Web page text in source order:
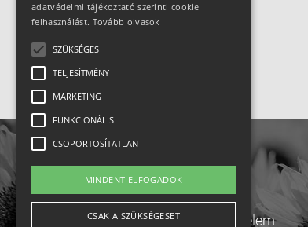
Adatvédelem
adatvédelmi tájékoztató szerinti cookie
felhasználást. Tovább olvasok
SZÜKSÉGES
TELJESÍTMÉNY
MARKETING
FUNKCIONÁLIS
CSOPORTOSÍTATLAN
MINDENT ELFOGADOK
CSAK A SZÜKSÉGESET